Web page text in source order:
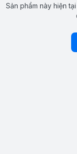
Sản phẩm này hiện